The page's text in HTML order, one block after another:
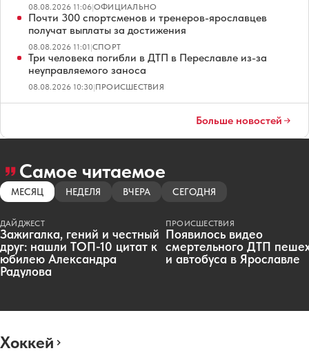
08.08.2026 11:06|ОФИЦИАЛЬНО
Почти 300 спортсменов и тренеров-ярославцев
получат выплаты за достижения
08.08.2026 11:01|СПОРТ
Три человека погибли в ДТП в Переславле из-за
неуправляемого заноса
08.08.2026 10:30|ПРОИСШЕСТВИЯ
Больше новостей
Самое читаемое
МЕСЯЦ НЕДЕЛЯ ВЧЕРА СЕГОДНЯ
ДАЙДЖЕСТ
Зажигалка, гений и честный
друг: нашли ТОП-10 цитат к
юбилею Александра
Радулова
ПРОИСШЕСТВИЯ
Появилось видео
смертельного ДТП
и автобуса в Ярославле
Хоккей